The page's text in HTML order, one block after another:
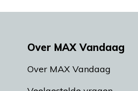
Over MAX Vandaag
Over MAX Vandaag